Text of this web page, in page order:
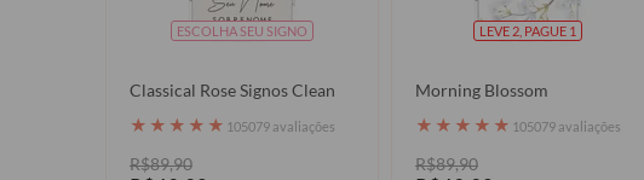
ESCOLHA SEU SIGNO
Classical Rose Signos Clean
★ ★ ★ ★ ★ 105079 avaliações
R$89,90
LEVE 2, PAGUE 1
Morning Blossom
★ ★ ★ ★ ★ 105079 avaliações
R$89,90